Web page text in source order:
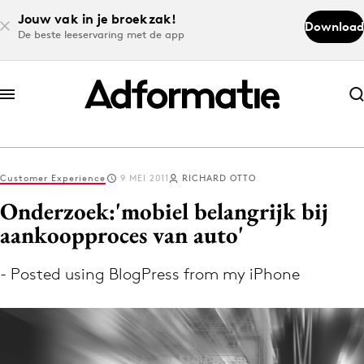
Jouw vak in je broekzak!
De beste leeservaring met de app
Download
Abonneer nu
Abonneer nu
Log in
Volg het laatste nieuws via de Adformatie
Customer Experience 9 MEI 2011 RICHARD OTTO
Onderzoek:'mobiel belangrijk bij
aankoopproces van auto'
- Posted using BlogPress from my iPhone